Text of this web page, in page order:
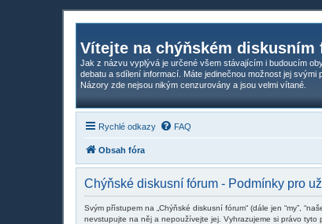
Vítejte na chýňském diskusním
Jak z názvu vyplývá je určené všem stávajícím i budoucím
debatu a sdílení informací. Máte jedinečnou možnost jej svými
Názory zde nejsou nikým cenzurovány a jsou velmi vítané.
Rychlé odkazy FAQ
Obsah fóra
Chýňské diskusní fórum - Podmínky pro
Svým přístupem na „Chýňské diskusní fórum“ (dále jen “my”,
nevstupujte na něj a nepoužívejte jej. Vyhrazujeme si právo